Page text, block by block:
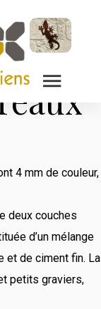
4 mm de couleur,
deux couches
d’un mélange
et de ciment fin. La
petits graviers,